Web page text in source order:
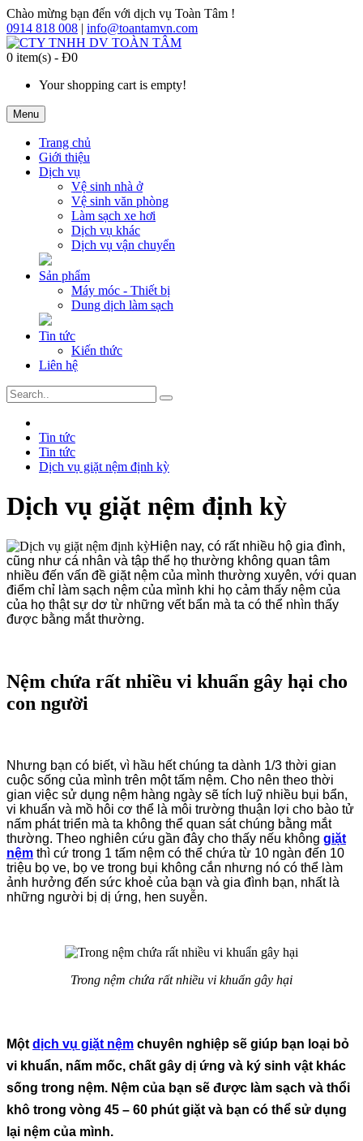
Chào mừng bạn đến với dịch vụ Toàn Tâm !
0914 818 008 | info@toantamvn.com
0 item(s) - Đ0
Your shopping cart is empty!
Menu
Trang chủ
Giới thiệu
Dịch vụ
Vệ sinh nhà ở
Vệ sinh văn phòng
Làm sạch xe hơi
Dịch vụ khác
Dịch vụ vận chuyển
Sản phẩm
Máy móc - Thiết bị
Dung dịch làm sạch
Tin tức
Kiến thức
Liên hệ
Tin tức
Tin tức
Dịch vụ giặt nệm định kỳ
Dịch vụ giặt nệm định kỳ
Hiện nay, có rất nhiều hộ gia đình,
cũng như cá nhân và tập thể họ thường không quan tâm
nhiều đến vấn đề giặt nệm của mình thường xuyên, với quan
điểm chỉ làm sạch nệm của mình khi họ cảm thấy nệm của
của họ thật sự dơ từ những vết bẩn mà ta có thể nhìn thấy
được bằng mắt thường.
Nệm chứa rất nhiều vi khuẩn gây hại cho
con người
Nhưng bạn có biết, vì hầu hết chúng ta dành 1/3 thời gian
cuộc sống của mình trên một tấm nệm. Cho nên theo thời
gian việc sử dụng nệm hàng ngày sẽ tích luỹ nhiều bụi bẩn,
vi khuẩn và mồ hôi cơ thể là môi trường thuận lợi cho bào tử
nấm phát triển mà ta không thể quan sát chúng bằng mắt
thường. Theo nghiên cứu gần đây cho thấy nếu không giặt
nệm thì cứ trong 1 tấm nệm có thể chứa từ 10 ngàn đến 10
triệu bọ ve, bọ ve trong bụi không cắn nhưng nó có thể làm
ảnh hưởng đến sức khoẻ của bạn và gia đình bạn, nhất là
những người bị dị ứng, hen suyễn.
Trong nệm chứa rất nhiều vi khuẩn gây hại
Một dịch vụ giặt nệm chuyên nghiệp sẽ giúp bạn loại bỏ
vi khuẩn, nấm mốc, chất gây dị ứng và ký sinh vật khác
sống trong nệm. Nệm của bạn sẽ được làm sạch và thổi
khô trong vòng 45 – 60 phút giặt và bạn có thể sử dụng
lại nệm của mình.